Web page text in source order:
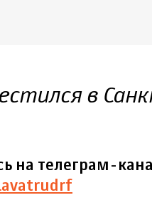
в
на телеграм-